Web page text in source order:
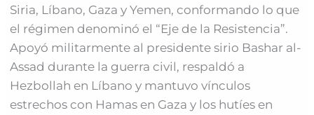
Siria, Líbano, Gaza y Yemen, conformando lo que
el régimen denominó el “Eje de la Resistencia”.
Apoyó militarmente al presidente sirio Bashar al-
Assad durante la guerra civil, respaldó a
Hezbollah en Líbano y mantuvo vínculos
estrechos con Hamas en Gaza y los hutíes en